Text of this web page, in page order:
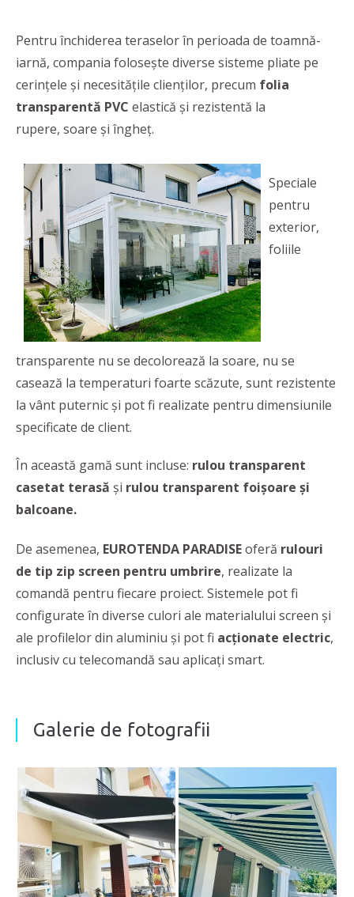
Pentru închiderea teraselor în perioada de toamnă-
iarnă, compania folosește diverse sisteme pliate pe
cerințele și necesitățile clienților, precum folia
transparentă PVC elastică și rezistentă la
rupere, soare și îngheț.
Speciale
pentru
exterior,
foliile
transparente nu se decolorează la soare, nu se
casează la temperaturi foarte scăzute, sunt rezistente
la vânt puternic și pot fi realizate pentru dimensiunile
specificate de client.
În această gamă sunt incluse: rulou transparent
casetat terasă și rulou transparent foișoare și
balcoane.
De asemenea, EUROTENDA PARADISEoferă rulouri
de tip zip screen pentru umbrire, realizate la
comandă pentru fiecare proiect. Sistemele pot fi
configurate în diverse culori ale materialului screen și
ale profilelor din aluminiu și pot fi acționate electric,
inclusiv cu telecomandă sau aplicați smart.
Galerie de fotografii